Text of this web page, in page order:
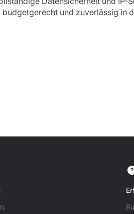
und zuverlässig in